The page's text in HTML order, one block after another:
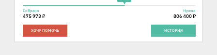
Собрано
475 973 ₽
Нужно
806 400 ₽
ХОЧУ ПОМОЧЬ ИСТОРИЯ